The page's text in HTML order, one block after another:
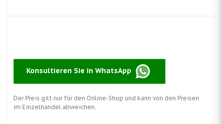
Konsultieren Sie in WhatsApp
Der Preis gilt nur für den Online-Shop und kann von den Preisen
im Einzelhandel abweichen.